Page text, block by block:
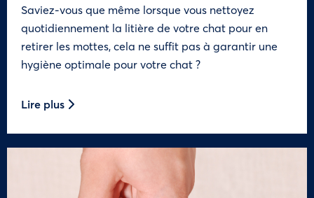
Saviez-vous que même lorsque vous nettoyez
quotidiennement la litière de votre chat pour en
retirer les mottes, cela ne suffit pas à garantir une
hygiène optimale pour votre chat ?
Lire plus